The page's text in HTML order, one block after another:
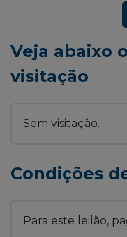
Veja abaixo
visitação
Sem visitação.
Condições
Para este leilão,